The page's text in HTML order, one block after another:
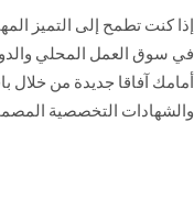
إذا كنت تطمح إلى التميز
في سوق العمل المحلي
أمامك آفاقا جديدة من خلال
والشهادات التخصصية